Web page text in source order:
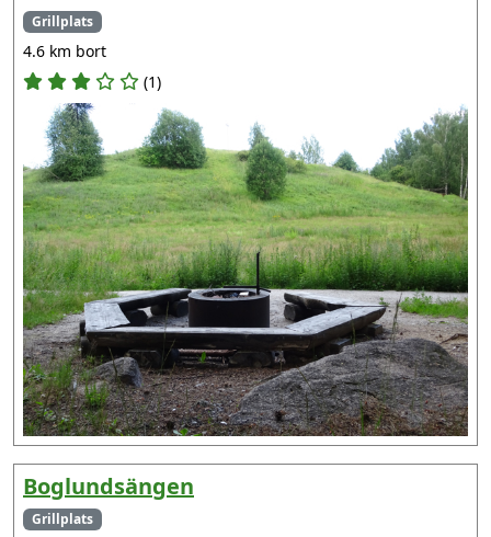
Grillplats
4.6 km bort
(1)
Boglundsängen
Grillplats